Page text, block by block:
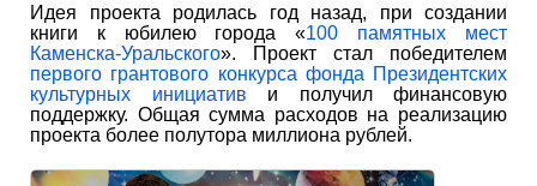
Идея проекта родилась год назад, при создании
книги к юбилею города «100 памятных мест
Каменска-Уральского». Проект стал победителем
первого грантового конкурса фонда Президентских
культурных инициатив и получил финансовую
поддержку. Общая сумма расходов на реализацию
проекта более полутора миллиона рублей.